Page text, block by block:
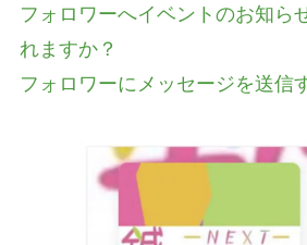
フォロワーへイベントのお知ら
れますか？
フォロワーにメッセージを送信